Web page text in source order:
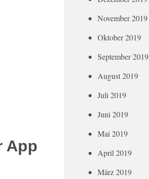
App
November 2019
Oktober 2019
September 2019
August 2019
Juli 2019
Juni 2019
Mai 2019
April 2019
März 2019